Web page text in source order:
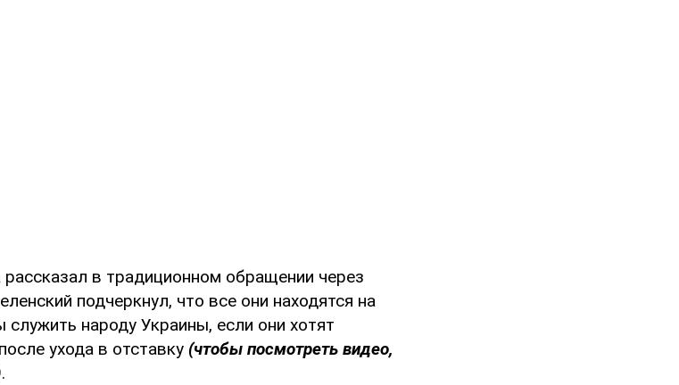
в традиционном обращении через
подчеркнул, что все они находятся на
служить народу Украины, если они хотят
ухода в отставку (чтобы посмотреть видео,
.